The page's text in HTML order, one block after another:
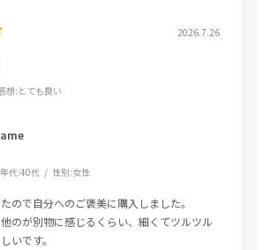
2026.7.26
想:とても良い
年代:40代 性別:女性
ので自分へのご褒美に購入しました。
のが別物に感じるくらい、細くてツルツル
いです。